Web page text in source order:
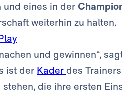
und eines in der
weiterhin zu halten.
und gewinnen“,
ist der Kader des
stehen, die ihre ersten